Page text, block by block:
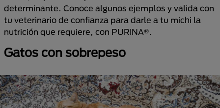
determinante. Conoce algunos ejemplos y valida con
tu veterinario de confianza para darle a tu michi la
nutrición que requiere, con PURINA®.
Gatos con sobrepeso